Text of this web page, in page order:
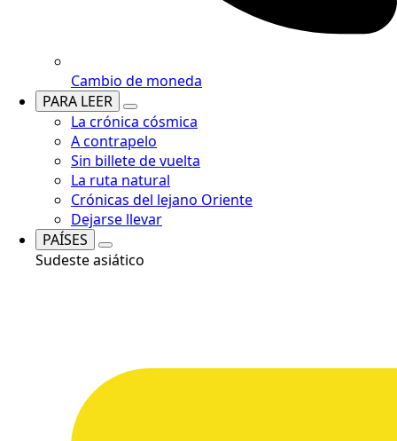
Cambio de moneda
PARA LEER
La crónica cósmica
A contrapelo
Sin billete de vuelta
La ruta natural
Crónicas del lejano Oriente
Dejarse llevar
PAÍSES
Sudeste asiático